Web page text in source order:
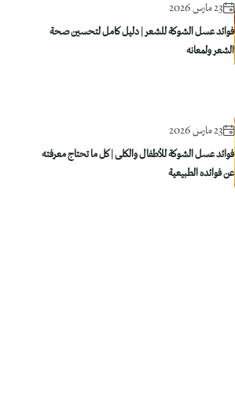
23 مارس 2026
فوائد عسل الشوكة للشعر | دليل كامل لتحسين صحة
الشعر ولمعانه
23 مارس 2026
فوائد عسل الشوكة للأطفال والكلى | كل ما تحتاج معرفته
عن فوائده الطبيعية